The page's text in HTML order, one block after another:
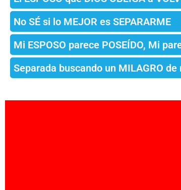
No SÉ si lo MEJOR es SEPARARME
Mi ESPOSO parece POSEÍDO, Mi
Separada buscando un MILAGRO